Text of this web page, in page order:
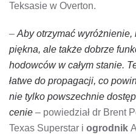
Teksasie w Overton.
– Aby otrzymać
piękna, ale także dobrze
hodowców w całym stanie.
łatwe do propagacji, co
nie tylko powszechnie
cenie – powiedział dr Brent
Texas Superstar i ogrodnik